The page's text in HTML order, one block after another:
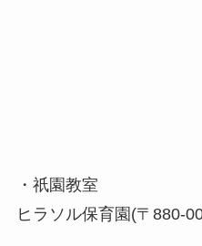
・祇園教室
ヒラソル保育園(〒880-